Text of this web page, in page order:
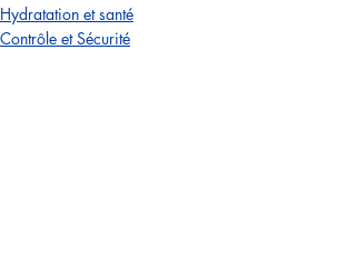
Hydratation et santé
Contrôle et Sécurité